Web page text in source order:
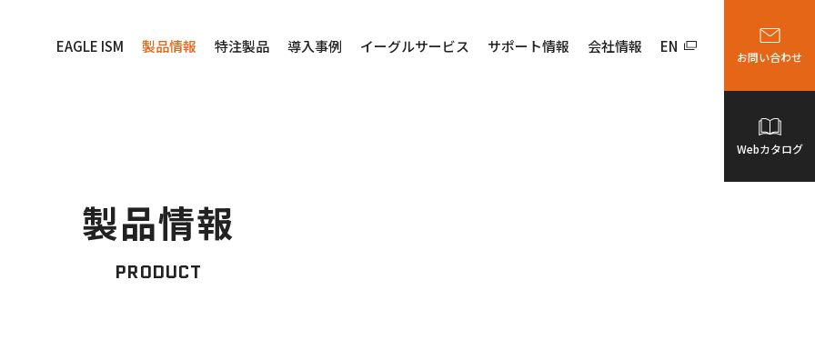
EAGLE ISM 製品情報 特注製品 導入事例 イーグルサービス サポート情報 会社情報 EN
お問い合わせ
Webカタログ
製品情報
PRODUCT